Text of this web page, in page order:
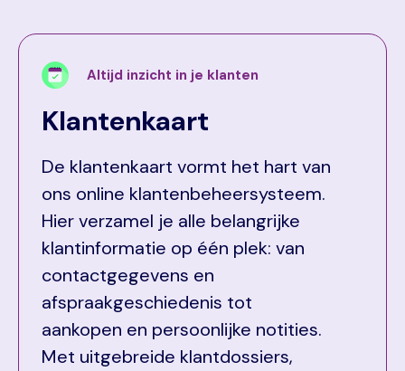
Altijd inzicht in je klanten
Klantenkaart
De klantenkaart vormt het hart van
ons online klantenbeheersysteem.
Hier verzamel je alle belangrijke
klantinformatie op één plek: van
contactgegevens en
afspraakgeschiedenis tot
aankopen en persoonlijke notities.
Met uitgebreide klantdossiers,